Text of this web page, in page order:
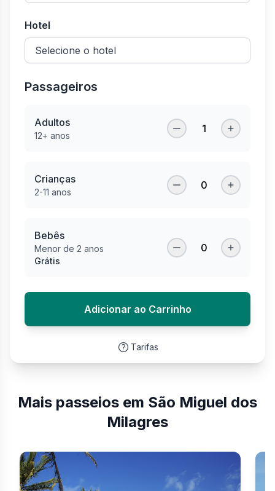
Hotel
Passageiros
Adultos
12+ anos
1
Crianças
2-11 anos
0
Bebês
Menor de 2 anos
Grátis
0
Adicionar ao Carrinho
Tarifas
Mais passeios em São Miguel dos
Milagres